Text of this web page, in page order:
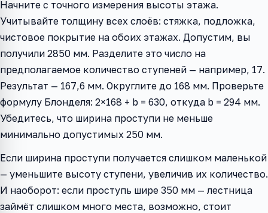
Начните с точного измерения высоты этажа.
Учитывайте толщину всех слоёв: стяжка, подложка,
чистовое покрытие на обоих этажах. Допустим, вы
получили 2850 мм. Разделите это число на
предполагаемое количество ступеней — например, 17.
Результат — 167,6 мм. Округлите до 168 мм. Проверьте
формулу Блонделя: 2×168 + b = 630, откуда b = 294 мм.
Убедитесь, что ширина проступи не меньше
минимально допустимых 250 мм.
Если ширина проступи получается слишком маленькой
— уменьшите высоту ступени, увеличив их количество.
И наоборот: если проступь шире 350 мм — лестница
займёт слишком много места, возможно, стоит